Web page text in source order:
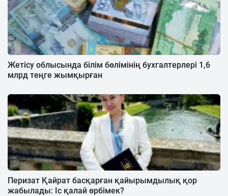
Жетісу облысында білім бөлімінің бухгалтерлері 1,6
млрд теңге жымқырған
Перизат Қайрат басқарған қайырымдылық қор
жабылады: Іс қалай өрбімек?